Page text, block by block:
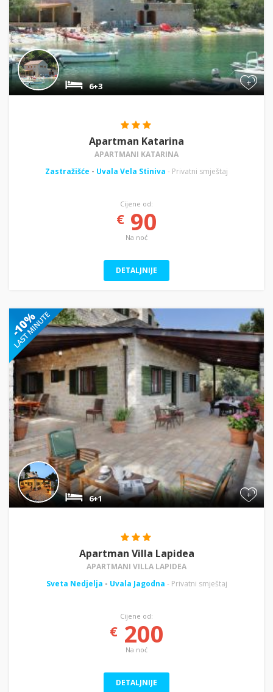
+
6+3
Apartman Katarina
APARTMANI KATARINA
Zastražišće - Uvala Vela Stiniva - Privatni smještaj
Cijene od:
€90
Na noć
DETALJNIJE
+
6+1
Apartman Villa Lapidea
APARTMANI VILLA LAPIDEA
Sveta Nedjelja - Uvala Jagodna - Privatni smještaj
Cijene od:
€200
Na noć
DETALJNIJE